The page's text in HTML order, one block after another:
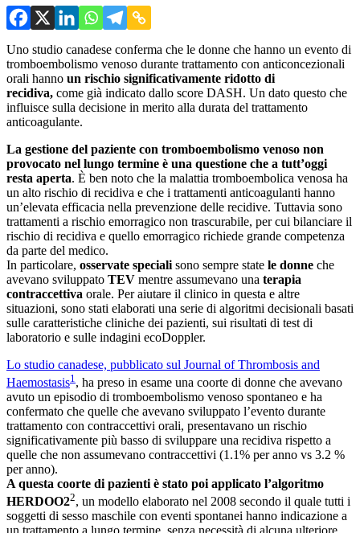
Uno studio canadese conferma che le donne che hanno un evento di
tromboembolismo venoso durante trattamento con anticoncezionali
orali hanno un rischio significativamente ridotto di
recidiva, come già indicato dallo score DASH. Un dato questo che
influisce sulla decisione in merito alla durata del trattamento
anticoagulante.
La gestione del paziente con tromboembolismo venoso non
provocato nel lungo termine è una questione che a tutt’oggi
resta aperta. È ben noto che la malattia tromboembolica venosa ha
un alto rischio di recidiva e che i trattamenti anticoagulanti hanno
un’elevata efficacia nella prevenzione delle recidive. Tuttavia sono
trattamenti a rischio emorragico non trascurabile, per cui bilanciare il
rischio di recidiva e quello emorragico richiede grande competenza
da parte del medico.
In particolare, osservate speciali sono sempre state le donne che
avevano sviluppato TEV mentre assumevano una terapia
contraccettiva orale. Per aiutare il clinico in questa e altre
situazioni, sono stati elaborati una serie di algoritmi decisionali basati
sulle caratteristiche cliniche dei pazienti, sui risultati di test di
laboratorio e sulle indagini ecoDoppler.
Lo studio canadese, pubblicato sul Journal of Thrombosis and
Haemostasis1 , ha preso in esame una coorte di donne che avevano
avuto un episodio di tromboembolismo venoso spontaneo e ha
confermato che quelle che avevano sviluppato l’evento durante
trattamento con contraccettivi orali, presentavano un rischio
significativamente più basso di sviluppare una recidiva rispetto a
quelle che non assumevano contraccettivi (1.1% per anno vs 3.2 %
per anno).
A questa coorte di pazienti è stato poi applicato l’algoritmo
HERDOO22, un modello elaborato nel 2008 secondo il quale tutti i
soggetti di sesso maschile con eventi spontanei hanno indicazione a